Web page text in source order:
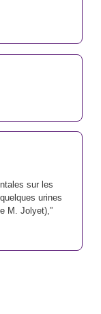
sur les
urines
M. Jolyet),”